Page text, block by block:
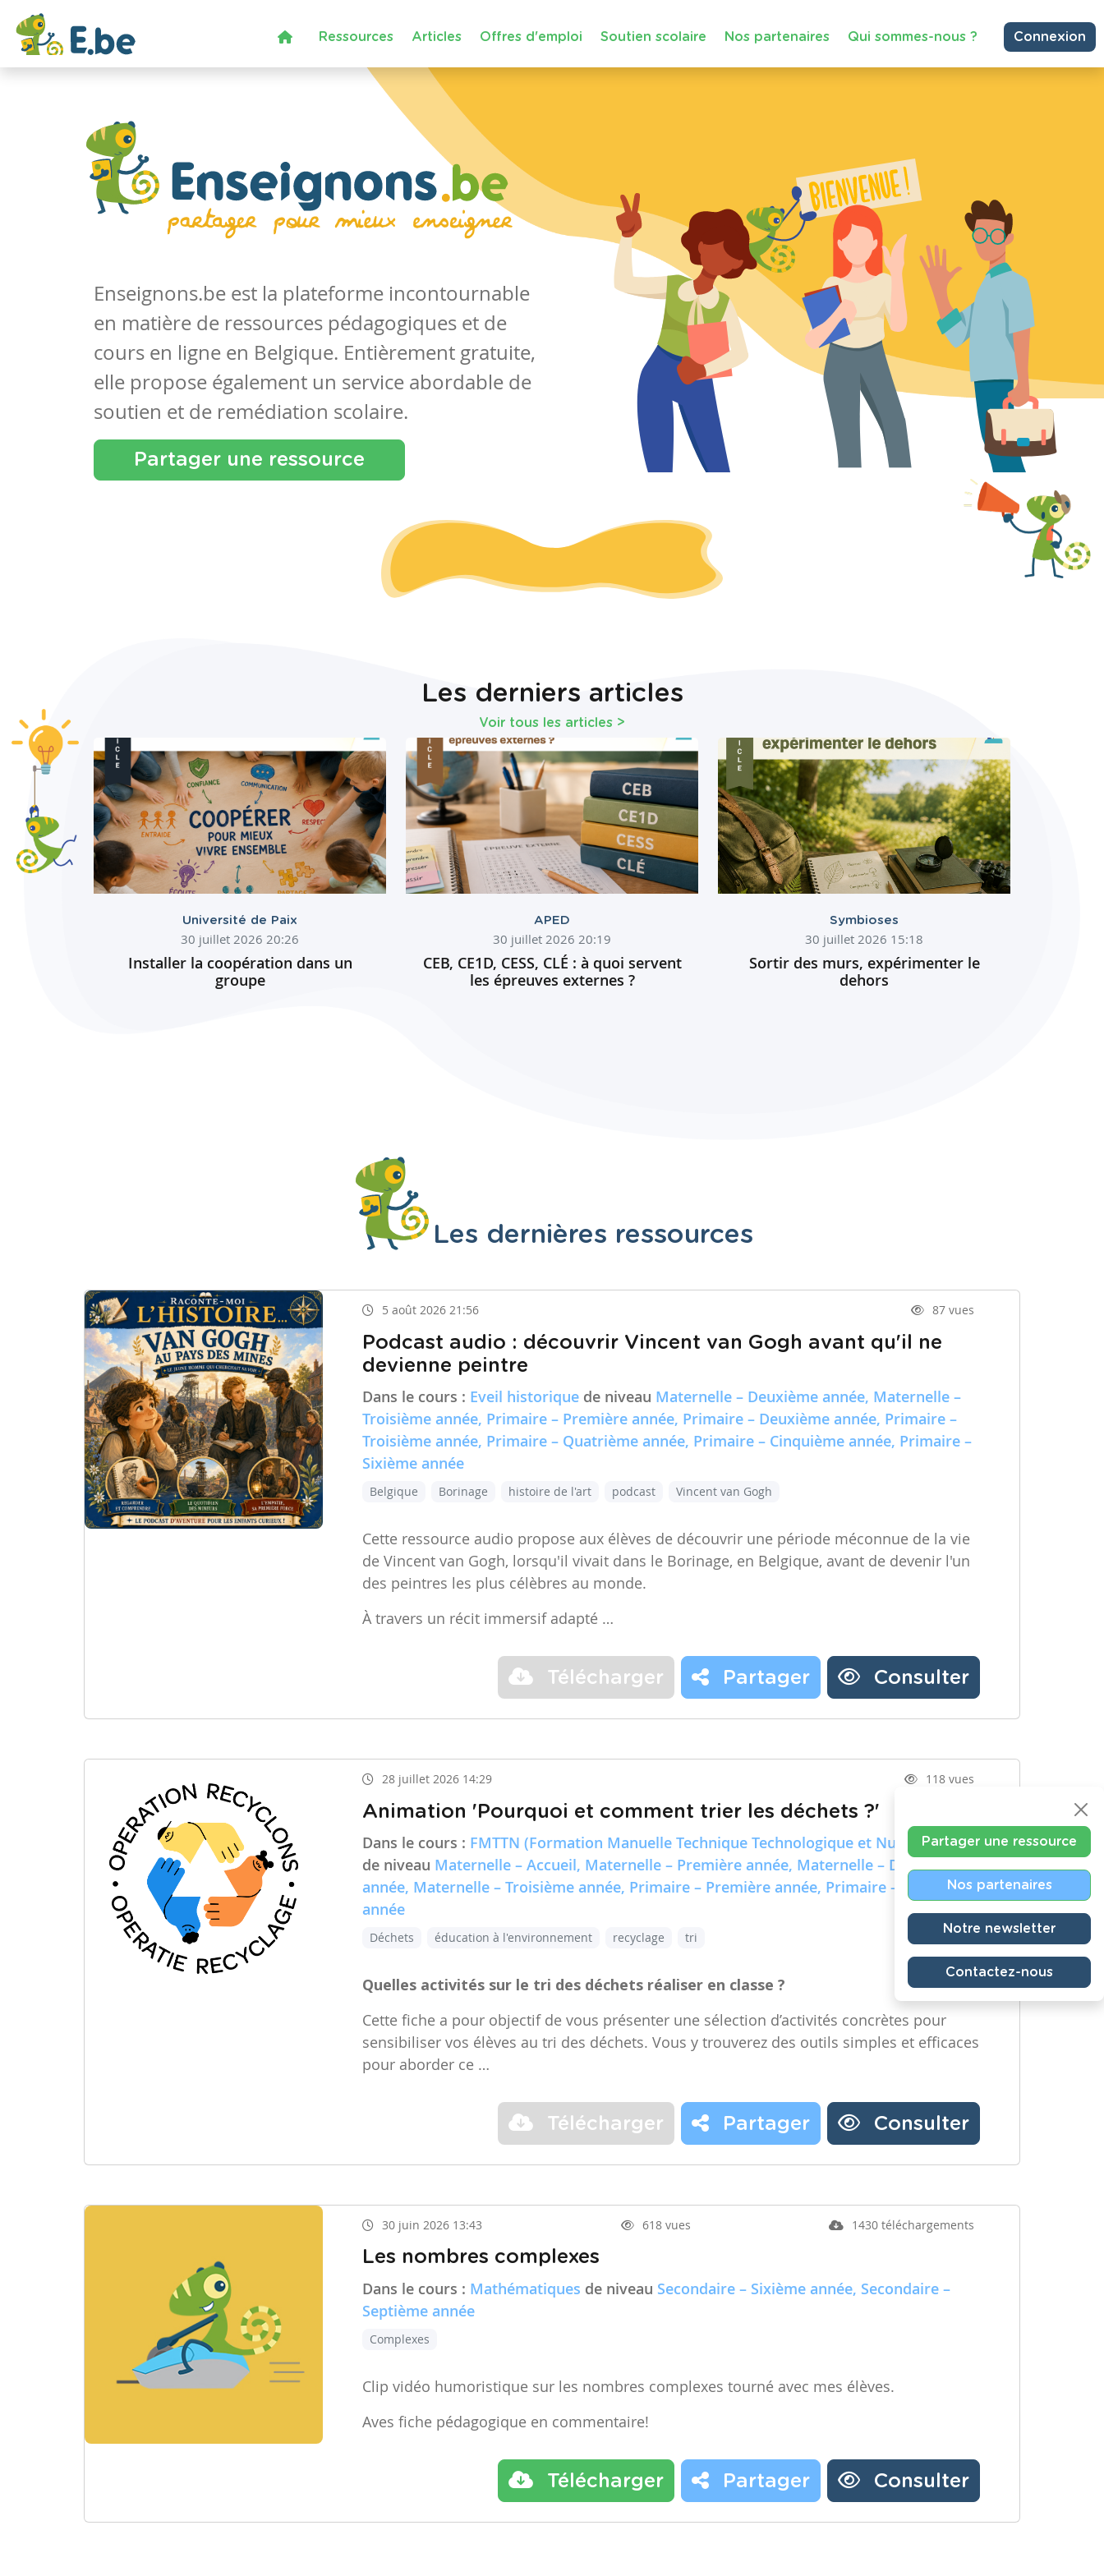
Ressources Articles Offres d'emploi Soutien scolaire Nos partenaires Qui sommes-nous ? Connexion
Enseignons.be est la plateforme incontournable
en matière de ressources pédagogiques et de
cours en ligne en Belgique. Entièrement gratuite,
elle propose également un service abordable de
soutien et de remédiation scolaire.
Partager une ressource
Les derniers articles
Voir tous les articles >
Université de Paix
30 juillet 2026 20:26
Installer la coopération dans un
groupe
APED
30 juillet 2026 20:19
CEB, CE1D, CESS, CLÉ : à quoi servent
les épreuves externes ?
Symbioses
30 juillet 2026 15:18
Sortir des murs, expérimenter le
dehors
Les dernières ressources
5 août 2026 21:56 87 vues
Podcast audio : découvrir Vincent van Gogh avant qu'il ne
devienne peintre
Dans le cours : Eveil historique de niveau Maternelle – Deuxième année, Maternelle –
Troisième année, Primaire – Première année, Primaire – Deuxième année, Primaire –
Troisième année, Primaire – Quatrième année, Primaire – Cinquième année, Primaire –
Sixième année
Belgique Borinage histoire de l'art podcast Vincent van Gogh
Cette ressource audio propose aux élèves de découvrir une période méconnue de la vie
de Vincent van Gogh, lorsqu'il vivait dans le Borinage, en Belgique, avant de devenir l'un
des peintres les plus célèbres au monde.
À travers un récit immersif adapté …
Télécharger Partager Consulter
28 juillet 2026 14:29 118 vues
Animation 'Pourquoi et comment trier les déchets ?'
Dans le cours : FMTTN (Formation Manuelle Technique Technologique et Numérique)
de niveau Maternelle – Accueil, Maternelle – Première année, Maternelle – Deuxième
année, Maternelle – Troisième année, Primaire – Première année, Primaire – Deuxième
année
Déchets éducation à l'environnement recyclage tri
Quelles activités sur le tri des déchets réaliser en classe ?
Cette fiche a pour objectif de vous présenter une sélection d’activités concrètes pour
sensibiliser vos élèves au tri des déchets. Vous y trouverez des outils simples et efficaces
pour aborder ce …
Télécharger Partager Consulter
30 juin 2026 13:43 618 vues 1430 téléchargements
Les nombres complexes
Dans le cours : Mathématiques de niveau Secondaire – Sixième année, Secondaire –
Septième année
Complexes
Clip vidéo humoristique sur les nombres complexes tourné avec mes élèves.
Aves fiche pédagogique en commentaire!
Télécharger Partager Consulter
Partager une ressource
Nos partenaires
Notre newsletter
Contactez-nous